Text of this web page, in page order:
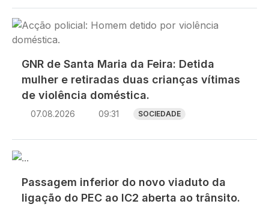
Imagem
GNR de Santa Maria da Feira: Detida
mulher e retiradas duas crianças vítimas
de violência doméstica.
07.08.2026 09:31 SOCIEDADE
Imagem
Passagem inferior do novo viaduto da
ligação do PEC ao IC2 aberta ao trânsito.